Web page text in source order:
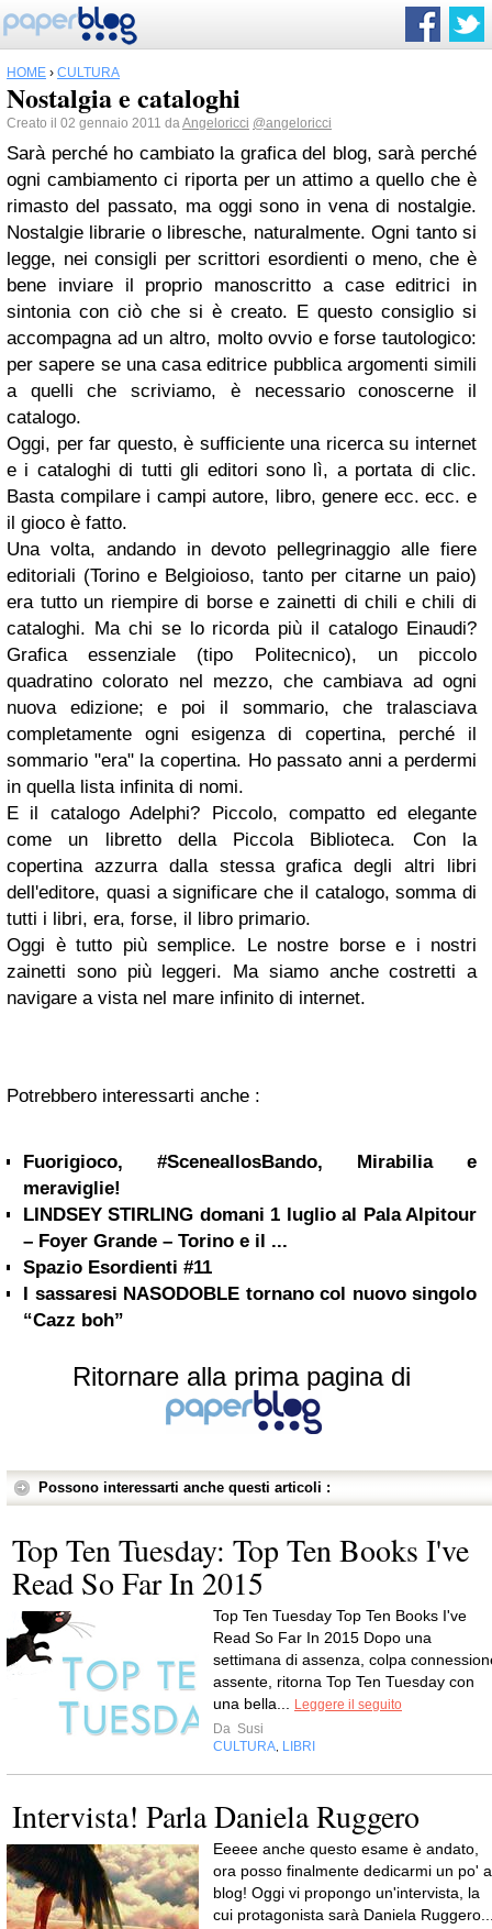
HOME › CULTURA
Nostalgia e cataloghi
Creato il 02 gennaio 2011 daAngeloricci @angeloricci
Sarà perché ho cambiato la grafica del blog, sarà perché
ogni cambiamento ci riporta per un attimo a quello che è
rimasto del passato, ma oggi sono in vena di nostalgie.
Nostalgie librarie o libresche, naturalmente. Ogni tanto si
legge, nei consigli per scrittori esordienti o meno, che è
bene inviare il proprio manoscritto a case editrici in
sintonia con ciò che si è creato. E questo consiglio si
accompagna ad un altro, molto ovvio e forse tautologico:
per sapere se una casa editrice pubblica argomenti simili
a quelli che scriviamo, è necessario conoscerne il
catalogo.
Oggi, per far questo, è sufficiente una ricerca su internet
e i cataloghi di tutti gli editori sono lì, a portata di clic.
Basta compilare i campi autore, libro, genere ecc. ecc. e
il gioco è fatto.
Una volta, andando in devoto pellegrinaggio alle fiere
editoriali (Torino e Belgioioso, tanto per citarne un paio)
era tutto un riempire di borse e zainetti di chili e chili di
cataloghi. Ma chi se lo ricorda più il catalogo Einaudi?
Grafica essenziale (tipo Politecnico), un piccolo
quadratino colorato nel mezzo, che cambiava ad ogni
nuova edizione; e poi il sommario, che tralasciava
completamente ogni esigenza di copertina, perché il
sommario "era" la copertina. Ho passato anni a perdermi
in quella lista infinita di nomi.
E il catalogo Adelphi? Piccolo, compatto ed elegante
come un libretto della Piccola Biblioteca. Con la
copertina azzurra dalla stessa grafica degli altri libri
dell'editore, quasi a significare che il catalogo, somma di
tutti i libri, era, forse, il libro primario.
Oggi è tutto più semplice. Le nostre borse e i nostri
zainetti sono più leggeri. Ma siamo anche costretti a
navigare a vista nel mare infinito di internet.
Potrebbero interessarti anche :
Fuorigioco, #SceneallosBando, Mirabilia e
meraviglie!
LINDSEY STIRLING domani 1 luglio al Pala Alpitour
– Foyer Grande – Torino e il ...
Spazio Esordienti #11
I sassaresi NASODOBLE tornano col nuovo singolo
“Cazz boh”
Ritornare alla prima pagina di
Possono interessarti anche questi articoli :
Top Ten Tuesday: Top Ten Books I've
Read So Far In 2015
Top Ten Tuesday Top Ten Books I've
Read So Far In 2015 Dopo una
settimana di assenza, colpa
assente, ritorna Top Ten Tuesday con
una bella...
Leggere il seguito
Da Susi
CULTURA LIBRI
Intervista! Parla Daniela Ruggero
Eeeee anche questo esame è andato,
ora posso finalmente dedicarmi un po'
blog! Oggi vi propongo un'intervista, la
cui protagonista sarà Daniela